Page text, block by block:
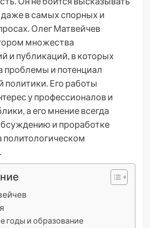
в самых спорных и
Олег Матвейчев
множества
и публикаций, в которых
проблемы и потенциал
политики. Его работы
у профессионалов и
а его мнение всегда
и проработке
политологическом
годы и образование